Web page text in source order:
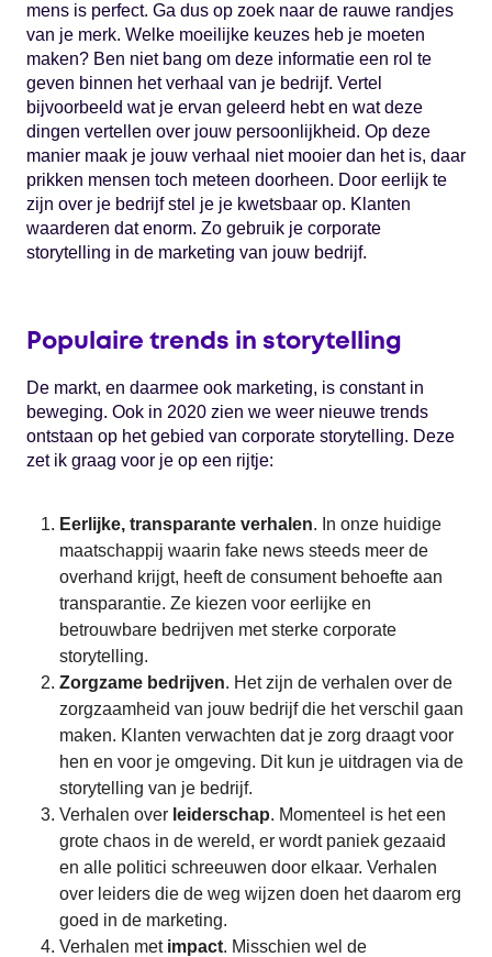
mens is perfect. Ga dus op zoek naar de rauwe randjes
van je merk. Welke moeilijke keuzes heb je moeten
maken? Ben niet bang om deze informatie een rol te
geven binnen het verhaal van je bedrijf. Vertel
bijvoorbeeld wat je ervan geleerd hebt en wat deze
dingen vertellen over jouw persoonlijkheid. Op deze
manier maak je jouw verhaal niet mooier dan het is, daar
prikken mensen toch meteen doorheen. Door eerlijk te
zijn over je bedrijf stel je je kwetsbaar op. Klanten
waarderen dat enorm. Zo gebruik je corporate
storytelling in de marketing van jouw bedrijf.
Populaire trends in storytelling
De markt, en daarmee ook marketing, is constant in
beweging. Ook in 2020 zien we weer nieuwe trends
ontstaan op het gebied van corporate storytelling. Deze
zet ik graag voor je op een rijtje:
Eerlijke, transparante verhalen. In onze huidige
maatschappij waarin fake news steeds meer de
overhand krijgt, heeft de consument behoefte aan
transparantie. Ze kiezen voor eerlijke en
betrouwbare bedrijven met sterke corporate
storytelling.
Zorgzame bedrijven. Het zijn de verhalen over de
zorgzaamheid van jouw bedrijf die het verschil gaan
maken. Klanten verwachten dat je zorg draagt voor
hen en voor je omgeving. Dit kun je uitdragen via de
storytelling van je bedrijf.
Verhalen over leiderschap. Momenteel is het een
grote chaos in de wereld, er wordt paniek gezaaid
en alle politici schreeuwen door elkaar. Verhalen
over leiders die de weg wijzen doen het daarom erg
goed in de marketing.
Verhalen met impact. Misschien wel de